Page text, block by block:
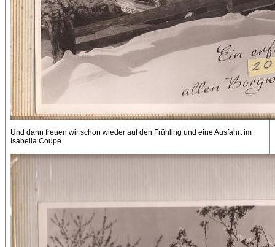
Und dann freuen wir schon wieder auf den Frühling und eine Ausfahrt im
Isabella Coupe.